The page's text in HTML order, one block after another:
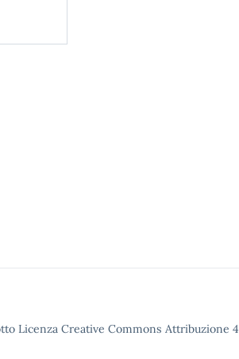
Licenza Creative Commons Attribuzione